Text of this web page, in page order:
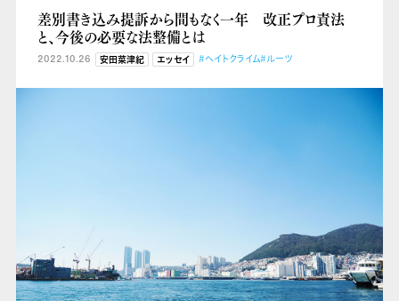
差別書き込み提訴から間もなく一年 改正プロ責法
と、今後の必要な法整備とは
2022.10.26 安田菜津紀 エッセイ #ヘイトクライム#ルーツ